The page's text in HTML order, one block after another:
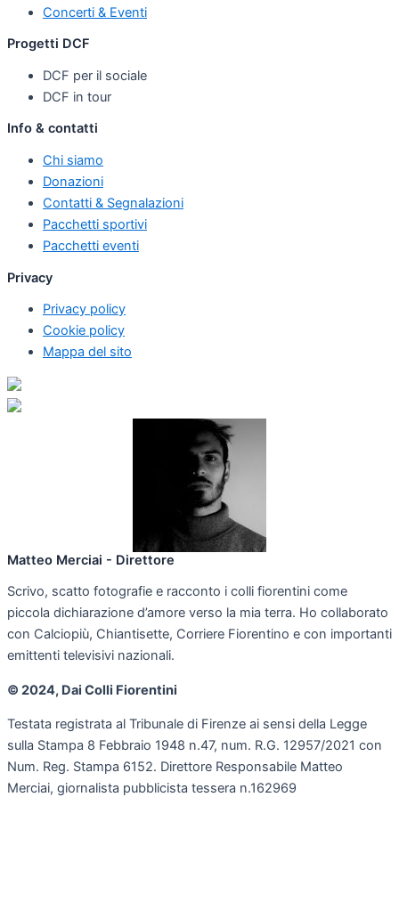
Concerti & Eventi
Progetti DCF
DCF per il sociale
DCF in tour
Info & contatti
Chi siamo
Donazioni
Contatti & Segnalazioni
Pacchetti sportivi
Pacchetti eventi
Privacy
Privacy policy
Cookie policy
Mappa del sito
Matteo Merciai - Direttore
Scrivo, scatto fotografie e racconto i colli fiorentini come
piccola dichiarazione d’amore verso la mia terra. Ho collaborato
con Calciopiù, Chiantisette, Corriere Fiorentino e con importanti
emittenti televisivi nazionali.
© 2024, Dai Colli Fiorentini
Testata registrata al Tribunale di Firenze ai sensi della Legge
sulla Stampa 8 Febbraio 1948 n.47, num. R.G. 12957/2021 con
Num. Reg. Stampa 6152. Direttore Responsabile Matteo
Merciai, giornalista pubblicista tessera n.162969